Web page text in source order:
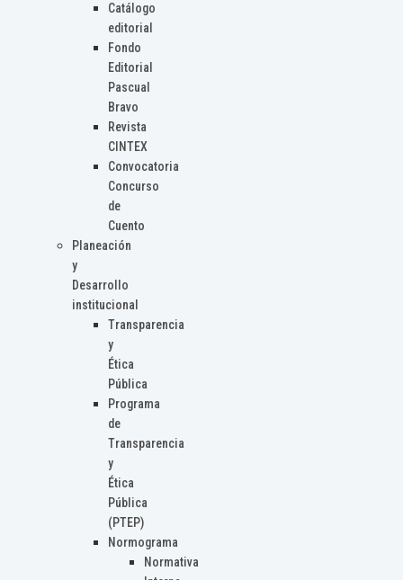
Catálogo
editorial
Fondo
Editorial
Pascual
Bravo
Revista
CINTEX
Convocatoria
Concurso
de
Cuento
Planeación
y
Desarrollo
institucional
Transparencia
y
Ética
Pública
Programa
de
Transparencia
y
Ética
Pública
(PTEP)
Normograma
Normativa